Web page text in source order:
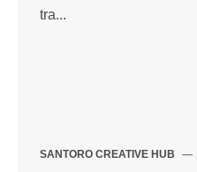
tra...
SANTORO CREATIVE HUB —